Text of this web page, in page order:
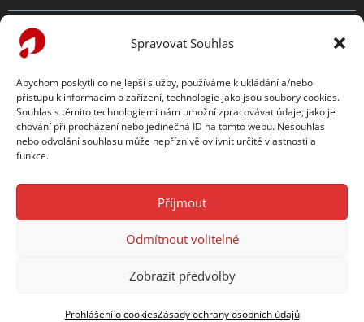
Spravovat Souhlas
Abychom poskytli co nejlepší služby, používáme k ukládání a/nebo
přístupu k informacím o zařízení, technologie jako jsou soubory cookies.
Souhlas s těmito technologiemi nám umožní zpracovávat údaje, jako je
chování při procházení nebo jedinečná ID na tomto webu. Nesouhlas
nebo odvolání souhlasu může nepříznivě ovlivnit určité vlastnosti a
funkce.
Příjmout
Odmítnout volitelné
Zobrazit předvolby
Prohlášení o cookiesZásady ochrany osobních údajů
Zásady ochrany osobních údajů
TENTO WEB PODPORUJE
Česká hematologická společnost ČLS
JEP